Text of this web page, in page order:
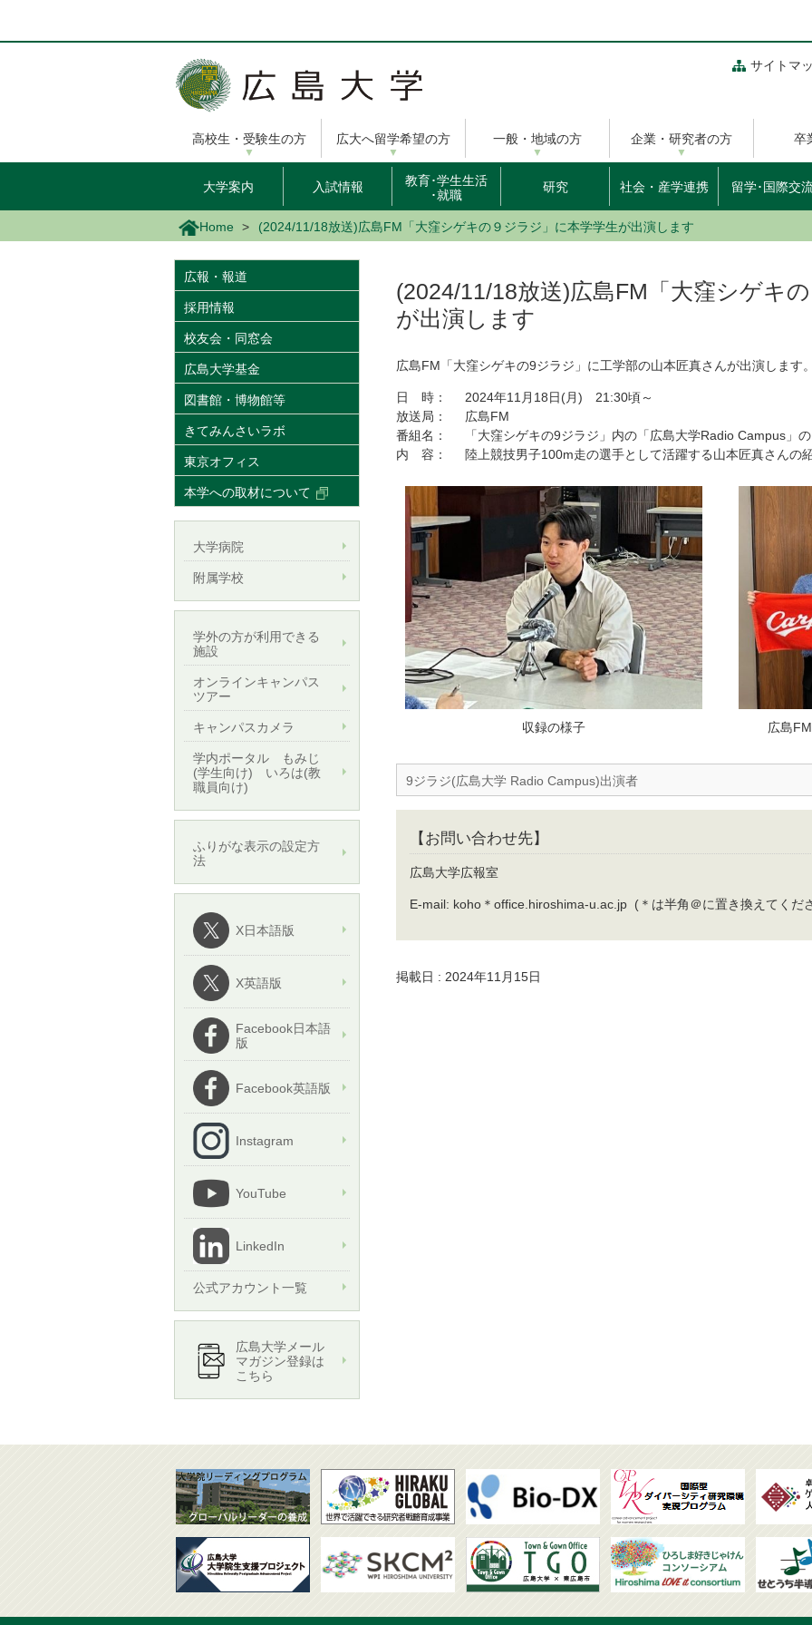
ン
に
サイトマ
高校生・受験生の方 広大へ留学希望の方 一般・地域の方 企業・研究者の方 卒
大学案内 入試情報
教育･学生生活
･就職
研究 社会・産学連携 留学･国際交
Home (2024/11/18放送)広島FM「大窪シゲキの９ジラジ」に本学学生が出演します
(2024/11/18放送)広島FM「大窪シゲキ
が出演します
広島FM「大窪シゲキの9ジラジ」に工学部の山本匠真さんが出演します
日 時： 2024年11月18日(月) 21:30頃～
放送局： 広島FM
番組名： 「大窪シゲキの9ジラジ」内の「広島大学Radio Campus」
内 容： 陸上競技男子100m走の選手として活躍する山本匠真さんの
収録の様子 広島
9ジラジ(広島大学 Radio Campus)出演者
【お問い合わせ先】
広島大学広報室
E-mail: koho＊office.hiroshima-u.ac.jp (＊は半角＠に置き換えてくだ
掲載日 : 2024年11月15日
広報・報道
採用情報
校友会・同窓会
広島大学基金
図書館・博物館等
きてみんさいラボ
東京オフィス
本学への取材について
大学病院
附属学校
学外の方が利用できる
施設
オンラインキャンパス
ツアー
キャンパスカメラ
学内ポータル もみじ
(学生向け) いろは(教
職員向け)
ふりがな表示の設定方
法
X日本語版
X英語版
Facebook日本語
版
Facebook英語版
Instagram
YouTube
LinkedIn
公式アカウント一覧
広島大学メール
マガジン登録は
こちら